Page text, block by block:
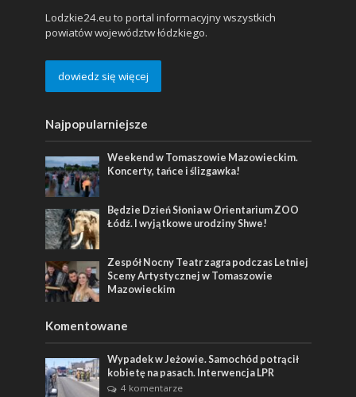
Lodzkie24.eu to portal informacyjny wszystkich
powiatów województw łódzkiego.
dowiedz się więcej
Najpopularniejsze
Weekend w Tomaszowie Mazowieckim.
Koncerty, tańce i ślizgawka!
Będzie Dzień Słonia w Orientarium ZOO
Łódź. I wyjątkowe urodziny Shwe!
Zespół Nocny Teatr zagra podczas Letniej
Sceny Artystycznej w Tomaszowie
Mazowieckim
Komentowane
Wypadek w Jeżowie. Samochód potrącił
kobietę na pasach. Interwencja LPR
4 komentarze